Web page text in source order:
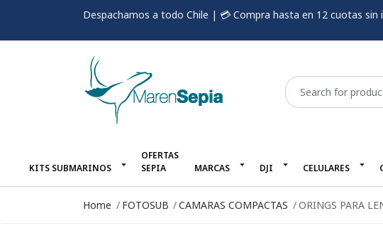
Despachamos a todo Chile | 💳 Compra hasta en 12 cuotas sin
KITS SUBMARINOS
OFERTAS
SEPIA
MARCAS DJI CELULARES
Home FOTOSUB CAMARAS COMPACTAS ORINGS PARA